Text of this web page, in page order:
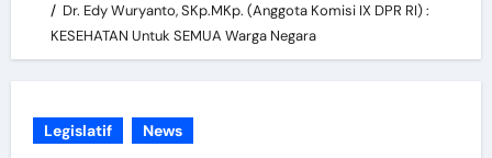
Dr. Edy Wuryanto, SKp.MKp. (Anggota Komisi IX DPR RI) :
KESEHATAN Untuk SEMUA Warga Negara
Legislatif News